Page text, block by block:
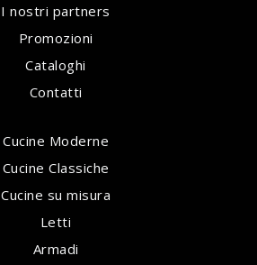
I nostri partners
Promozioni
Cataloghi
Contatti
Cucine Moderne
Cucine Classiche
Cucine su misura
Letti
Armadi